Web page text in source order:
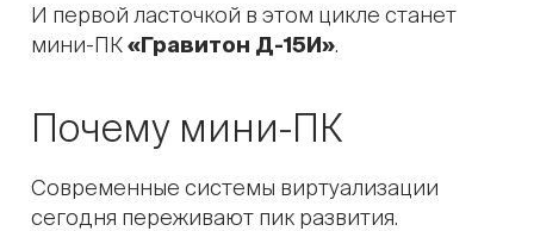
И первой ласточкой в этом цикле станет
мини-ПК«Гравитон Д-15И».
Почему мини-ПК
Современные системы виртуализации
сегодня переживают пик развития.